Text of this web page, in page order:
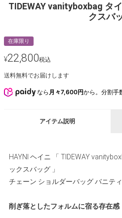
TIDEWAY vanityboxbag タ
クスバ
在庫限り
¥22,800税込
送料無料でお届けします
なら 月々7,600円から。分割手
アイテム説明
HAYNI ヘイニ 「 TIDEWAY
ックスバッグ 」
チェーン ショルダーバッグ バニテ
削ぎ落としたフォルムに宿る存在感